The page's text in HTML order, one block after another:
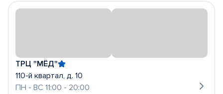
ТРЦ "МЁД"
110-й квартал, д. 10
ПН - ВС 11:00 - 20:00